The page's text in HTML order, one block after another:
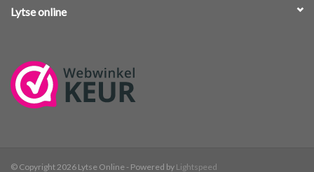
Lytse online
© Copyright 2026 Lytse Online - Powered by Lightspeed